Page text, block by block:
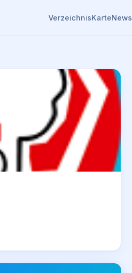
VerzeichnisKarteNews